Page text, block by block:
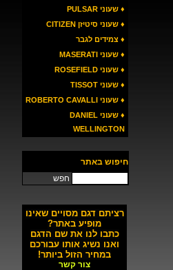
♦ שעוני PULSAR
♦ שעוני סיטיזן CITIZEN
♦ צמידים לגבר
♦ שעוני MASERATI
♦ שעוני ROSEFIELD
♦ שעוני TISSOT
♦ שעוני ROBERTO CAVALLI
♦ שעוני DANIEL
WELLINGTON
חיפוש באתר
חפש
רציתם דגם מסויים שאינו
מופיע באתר?
כתבו לנו את שם הדגם
ואנו נשיג אותו עבורכם
במחיר הזול ביותר!
צור קשר